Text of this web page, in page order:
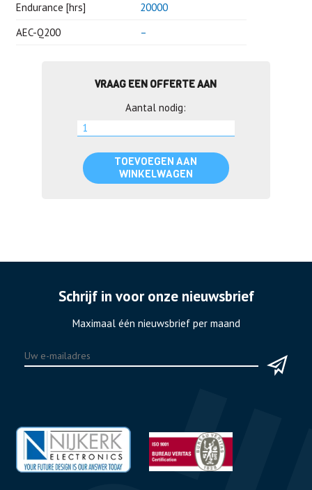
Endurance [hrs]
20000
AEC-Q200
–
VRAAG EEN OFFERTE AAN
Aantal nodig:
TOEVOEGEN AAN
WINKELWAGEN
Schrijf in voor onze nieuwsbrief
Maximaal één nieuwsbrief per maand